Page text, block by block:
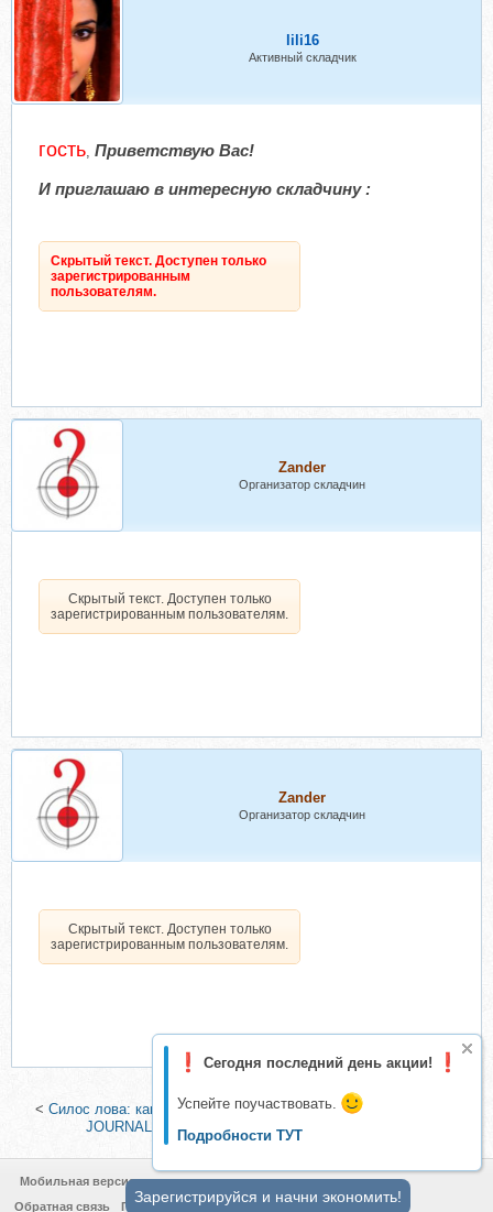
Сегодня последний день акции!
Успейте поучаствовать.
Подробности ТУТ
lili16
Активный складчик
гость Приветствую Вас!
И приглашаю в интересную складчину :
Скрытый текст. Доступен только
зарегистрированным
пользователям.
Zander
Организатор складчин
Скрытый текст. Доступен только
зарегистрированным пользователям.
Zander
Организатор складчин
Скрытый текст. Доступен только
зарегистрированным пользователям.
< Силос лова: как переубедить мужчину (Алексей Тимофеев)
JOURNAL WI июнь 2018 (Светлана Керимова)
Мобильная версия
Обратная связь
Политика конфиденциальности
Зарегистрируйся и начни экономить!